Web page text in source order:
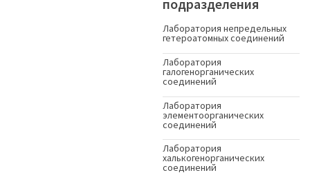
подразделения
Лаборатория непредельных
гетероатомных соединений
Лаборатория
галогенорганических
соединений
Лаборатория
элементоорганических
соединений
Лаборатория
халькогенорганических
соединений